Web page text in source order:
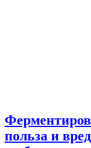
польза и